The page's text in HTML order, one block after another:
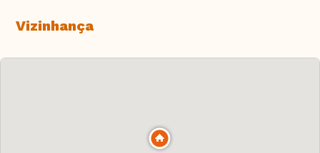
Vizinhança